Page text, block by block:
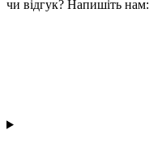
чи відгук? Напишіть нам: